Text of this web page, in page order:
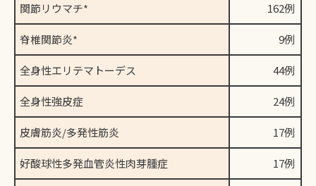
関節リウマチ* 162例
脊椎関節炎* 9例
全身性エリテマトーデス 44例
全身性強皮症 24例
皮膚筋炎/多発性筋炎 17例
好酸球性多発血管炎性肉芽腫症 17例